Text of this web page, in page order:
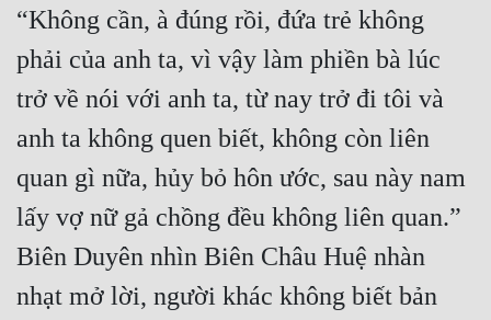
Truyện Convert
Truyện Dịch
Truyện Nhập Môn
Truyện ngắn
Xa Lộ Dịch
“Không cần, à đúng rồi, đứa trẻ không
phải của anh ta, vì vậy làm phiền bà lúc
trở về nói với anh ta, từ nay trở đi tôi và
anh ta không quen biết, không còn liên
quan gì nữa, hủy bỏ hôn ước, sau này nam
lấy vợ nữ gả chồng đều không liên quan.”
Biên Duyên nhìn Biên Châu Huệ nhàn
nhạt mở lời, người khác không biết bản